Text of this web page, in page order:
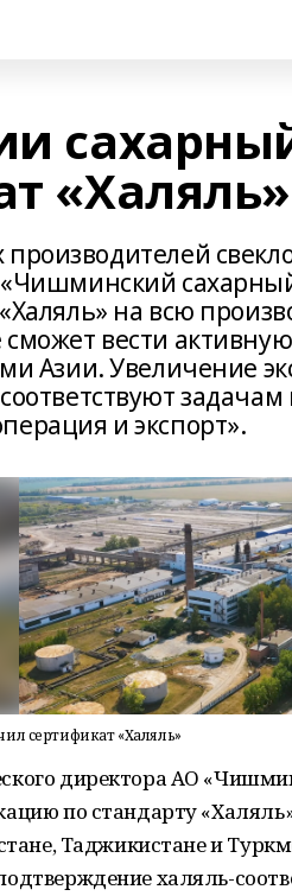
«Халяль»
на всю
вести
Азии. Увеличение
и экспорт».
сертификат «Халяль»
директора АО
по стандарту
Таджикистане и
халяль-